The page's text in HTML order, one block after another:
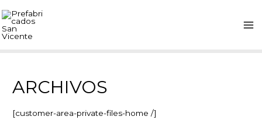
ARCHIVOS
[customer-area-private-files-home /]